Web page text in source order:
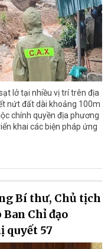
lở tại nhiều vị trí trên địa
nứt đất dài khoảng 100m
chính quyền địa phương
khai các biện pháp ứng
Bí thư, Chủ tịch
Chỉ đạo
quyết 57